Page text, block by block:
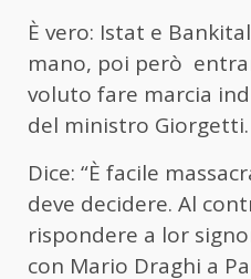
È vero: Istat e
mano, poi però
voluto fare marcia
del ministro Giorgetti.
Dice: “È facile
deve decidere. Al
rispondere a lor
con Mario Draghi a